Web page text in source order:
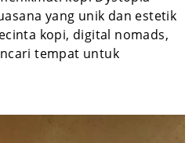
yang unik dan estetik
kopi, digital nomads,
tempat untuk